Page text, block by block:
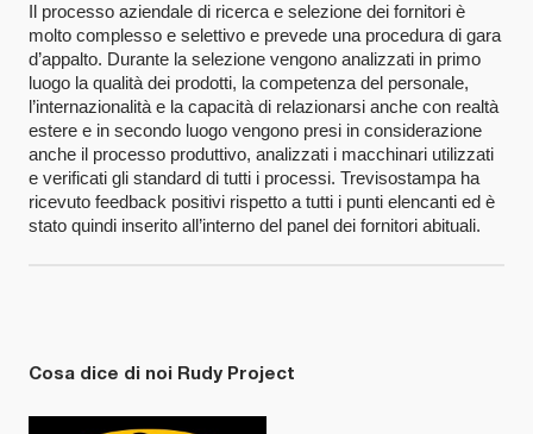
Il processo aziendale di ricerca e selezione dei fornitori è
molto complesso e selettivo e prevede una procedura di gara
d’appalto. Durante la selezione vengono analizzati in primo
luogo la qualità dei prodotti, la competenza del personale,
l’internazionalità e la capacità di relazionarsi anche con realtà
estere e in secondo luogo vengono presi in considerazione
anche il processo produttivo, analizzati i macchinari utilizzati
e verificati gli standard di tutti i processi. Trevisostampa ha
ricevuto feedback positivi rispetto a tutti i punti elencanti ed è
stato quindi inserito all’interno del panel dei fornitori abituali.
Cosa dice di noi Rudy Project